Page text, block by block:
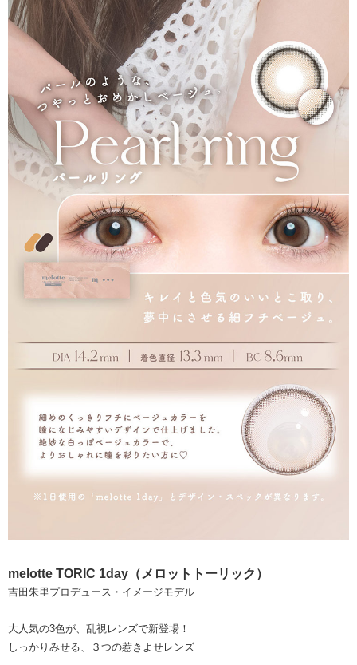
melotte TORIC 1day（メロットトーリック）
吉田朱里プロデュース・イメージモデル
大人気の3色が、乱視レンズで新登場！
しっかりみせる、３つの惹きよせレンズ